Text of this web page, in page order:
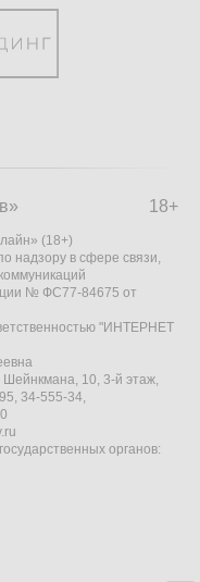
18+
(18+)
надзору в сфере связи,
№ ФС77-84675 от
"ИНТЕРНЕТ
Шейнкмана, 10, 3-й этаж,
34-555-34,
органов: